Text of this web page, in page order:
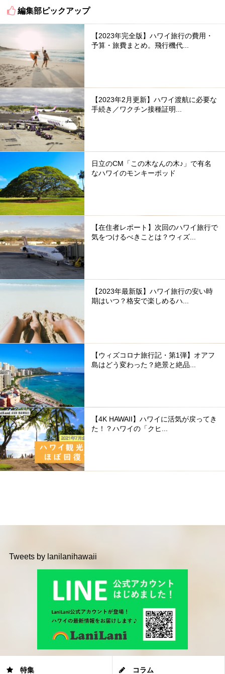
編集部ピックアップ
【2023年完全版】ハワイ旅行の費用・
予算・旅費まとめ。飛行機代...
【2023年2月更新】ハワイ渡航に必要な
手続き／ワクチン接種証明...
日立のCM「この木なんの木♪」で有名
なハワイのモンキーポッド
【在住者レポート】次回のハワイ旅行で
気をつけるべきことは？ウィズ...
【2023年最新版】ハワイ旅行の安い時
期はいつ？格安で楽しめるハ...
【ウィズコロナ旅行記・第1弾】オアフ
島はどう変わった？絶景と絶品...
【4K HAWAII】ハワイに活気が戻ってき
た！？ハワイの「クヒ...
Tweets by lanilanihawaii
特集 コラム